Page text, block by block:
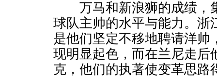
万马和新浪狮的成绩，
球队主帅的水平与能力。浙
是他们坚定不移地聘请洋帅
现明显起色，而在兰尼走后
克，他们的执著使变革思路